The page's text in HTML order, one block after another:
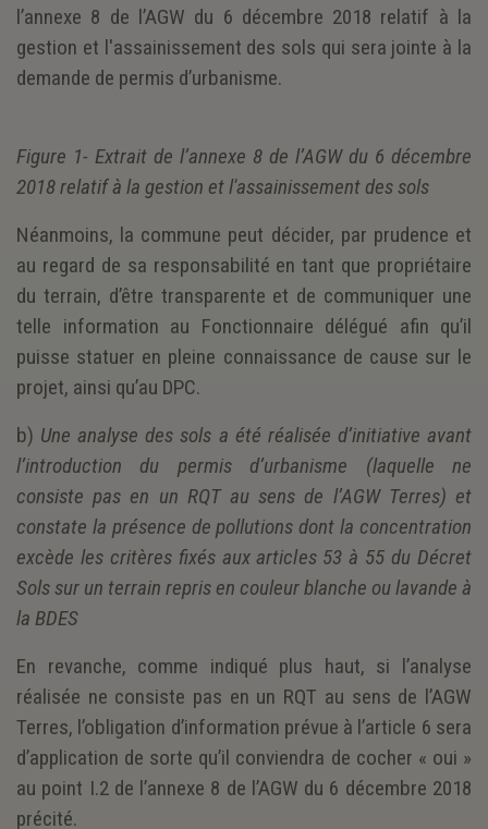
l’annexe 8 de l’AGW du 6 décembre 2018 relatif à la
gestion et l'assainissement des sols qui sera jointe à la
demande de permis d’urbanisme.
Figure 1- Extrait de l’annexe 8 de l’AGW du 6 décembre
2018 relatif à la gestion et l'assainissement des sols
Néanmoins, la commune peut décider, par prudence et
au regard de sa responsabilité en tant que propriétaire
du terrain, d’être transparente et de communiquer une
telle information au Fonctionnaire délégué afin qu’il
puisse statuer en pleine connaissance de cause sur le
projet, ainsi qu’au DPC.
b) Une analyse des sols a été réalisée d’initiative avant
l’introduction du permis d’urbanisme (laquelle ne
consiste pas en un RQT au sens de l’AGW Terres) et
constate la présence de pollutions dont la concentration
excède les critères fixés aux articles 53 à 55 du Décret
Sols sur un terrain repris en couleur blanche ou lavande à
la BDES
En revanche, comme indiqué plus haut, si l’analyse
réalisée ne consiste pas en un RQT au sens de l’AGW
Terres, l’obligation d’information prévue à l’article 6 sera
d’application de sorte qu’il conviendra de cocher « oui »
au point I.2 de l’annexe 8 de l’AGW du 6 décembre 2018
précité.